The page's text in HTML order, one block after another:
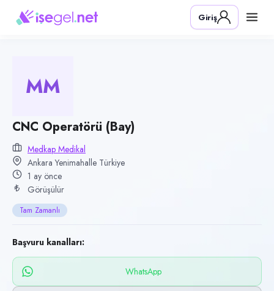
Pozisyon
CNC Operatörü (Bay)
Kategori
Konum
Yenimahalle, Ankara
Çalışma şekli
Tam Zamanlı · Ofis
Yayın tarihi
25 Haziran 2026
Son geçerlilik
23 Eylül 2026
Başvuru kanalları
Giriş
MM
CNC Operatörü (Bay)
Medkap Medikal
Ankara Yenimahalle Türkiye
1 ay önce
Görüşülür
Tam Zamanlı
Başvuru kanalları:
WhatsApp